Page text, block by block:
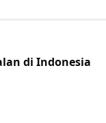
di Indonesia